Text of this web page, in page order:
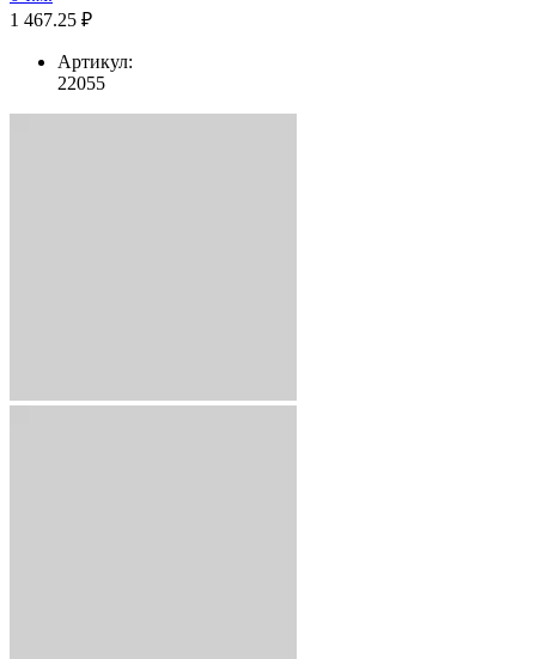
1 467.25 ₽
Артикул:
22055